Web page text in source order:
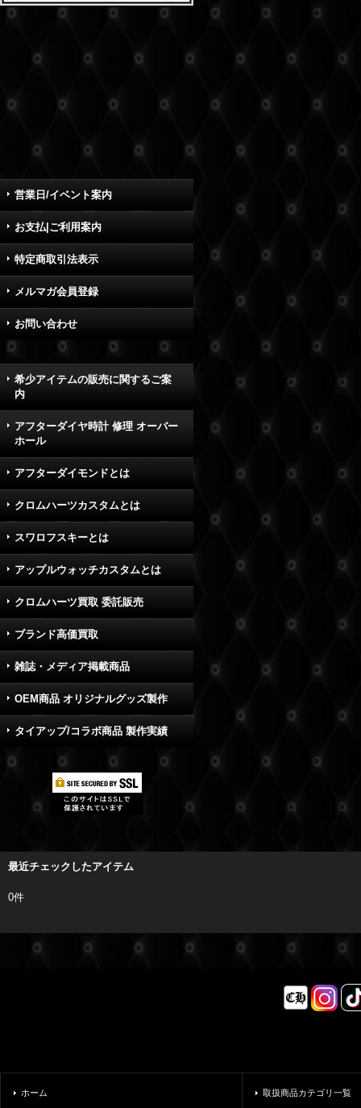
営業日/イベント案内
お支払|ご利用案内
特定商取引法表示
メルマガ会員登録
お問い合わせ
希少アイテムの販売に関するご案
内
アフターダイヤ時計 修理 オーバー
ホール
アフターダイモンドとは
クロムハーツカスタムとは
スワロフスキーとは
アップルウォッチカスタムとは
クロムハーツ買取 委託販売
ブランド高価買取
雑誌・メディア掲載商品
OEM商品 オリジナルグッズ製作
タイアップ/コラボ商品 製作実績
最近チェックしたアイテム
0件
ホーム 取扱商品カテゴリ一覧